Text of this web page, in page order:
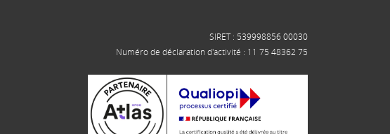
SIRET : 539998856 00030
Numéro de déclaration d'activité : 11 75 48362 75